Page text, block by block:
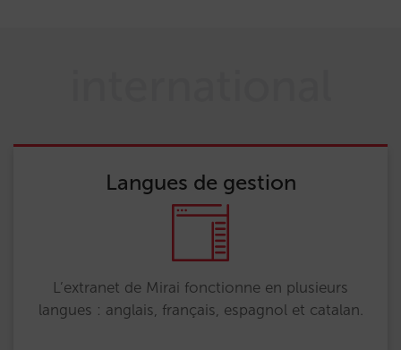
Langues de gestion
L’extranet de Mirai fonctionne en plusieurs
langues : anglais, français, espagnol et catalan.